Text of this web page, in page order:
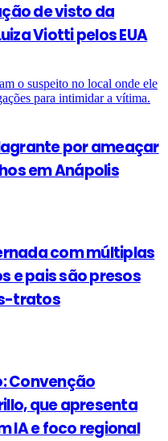
de visto da
Viotti pelos EUA
por ameaçar
em Anápolis
com múltiplas
e pais são presos
tratos
Convenção
que apresenta
IA e foco regional